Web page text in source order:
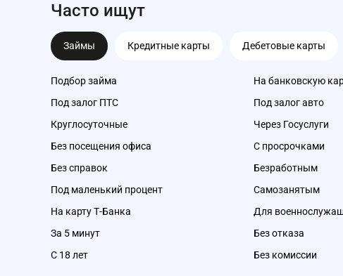
Часто ищут
Займы Кредитные карты Дебетовые карты
Подбор займа
Под залог ПТС
Круглосуточные
Без посещения офиса
Без справок
Под маленький процент
На карту Т-Банка
За 5 минут
С 18 лет
На банковскую
Под залог авто
Через Госуслуги
С просрочками
Безработным
Самозанятым
Для
Без отказа
Без комиссии